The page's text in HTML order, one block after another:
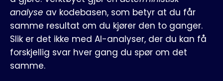
analyse av kodebasen, som betyr at du får
samme resultat om du kjører den to ganger.
Slik er det ikke med AI-analyser, der du kan få
forskjellig svar hver gang du spør om det
samme.